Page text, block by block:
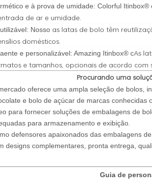
e à prova de umidade: Colorful Itinbox®
de ar e umidade.
Nosso as latas de bolo têm
domésticos.
e personalizável: Amazing Itinbox® cAs
e tamanhos, opcionais de acordo com
Procurando uma
oferece uma ampla seleção de bolos,
e bolo de açúcar de marcas
para fornecer soluções de embalagens de
para armazenamento e exibição.
defensores apaixonados das embalagens
designs complementares, pronta entrega,
Guia de